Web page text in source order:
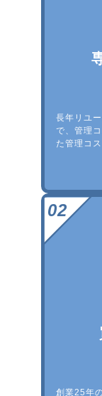
長年リユ
で、管理
た管理コ
創業25年